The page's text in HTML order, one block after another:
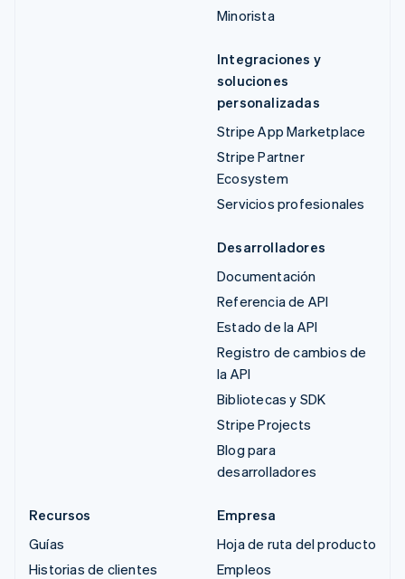
Minorista
Integraciones y
soluciones
personalizadas
Stripe App Marketplace
Stripe Partner
Ecosystem
Servicios profesionales
Desarrolladores
Documentación
Referencia de API
Estado de la API
Registro de cambios de
la API
Bibliotecas y SDK
Stripe Projects
Blog para
desarrolladores
Recursos
Guías
Historias de clientes
Empresa
Hoja de ruta del producto
Empleos